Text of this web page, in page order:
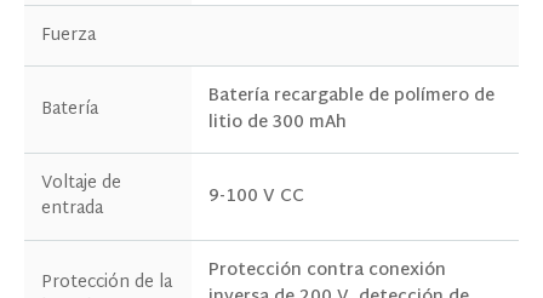
Fuerza
Batería
Batería recargable de polímero de
litio de 300 mAh
Voltaje de
entrada
9-100 V CC
Protección de la
Protección contra conexión
actualizaciones sobre productos y eventos de
nuestro sitio web, y otorgo dicho
consentimiento de acuerdo con nuestra
Política de Privacidad.